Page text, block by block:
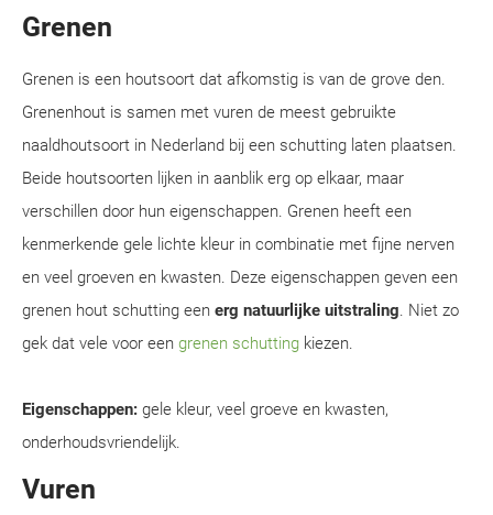
Grenen
Grenen is een houtsoort dat afkomstig is van de grove den.
Grenenhout is samen met vuren de meest gebruikte
naaldhoutsoort in Nederland bij een schutting laten plaatsen.
Beide houtsoorten lijken in aanblik erg op elkaar, maar
verschillen door hun eigenschappen. Grenen heeft een
kenmerkende gele lichte kleur in combinatie met fijne nerven
en veel groeven en kwasten. Deze eigenschappen geven een
grenen hout schutting een erg natuurlijke uitstraling. Niet zo
gek dat vele voor een grenen schutting kiezen.
Eigenschappen: gele kleur, veel groeve en kwasten,
onderhoudsvriendelijk.
Vuren